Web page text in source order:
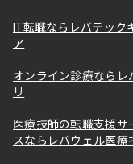
IT転職ならレバテック
ア
オンライン診療ならレ
リ
医療技師の転職支援サ
スならレバウェル医療